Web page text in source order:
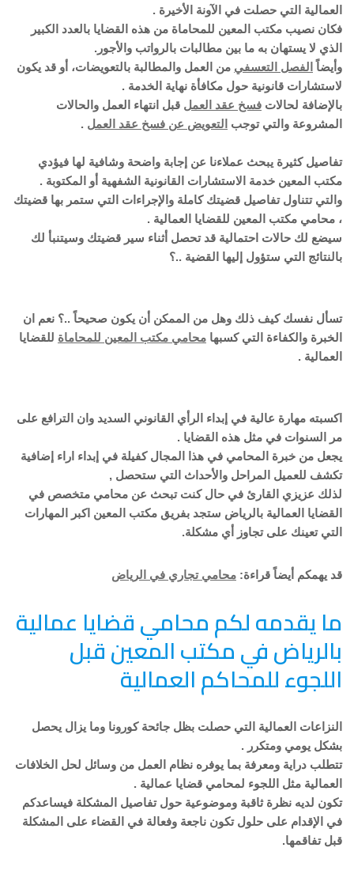
العمالية التي حصلت في الآونة الأخيرة .
فكان نصيب مكتب المعين للمحاماة من هذه القضايا بالعدد الكبير
الذي لا يستهان به ما بين مطالبات بالرواتب والأجور.
وأيضاً الفصل التعسفي من العمل والمطالبة بالتعويضات، أو قد يكون
لاستشارات قانونية حول مكافأة نهاية الخدمة .
بالإضافة لحالات فسخ عقد العمل قبل انتهاء العمل والحالات
المشروعة والتي توجب التعويض عن فسخ عقد العمل .
تفاصيل كثيرة يبحث عملاءنا عن إجابة واضحة وشافية لها فيؤدي
مكتب المعين خدمة الاستشارات القانونية الشفهية أو المكتوبة .
والتي تتناول تفاصيل قضيتك كاملة والإجراءات التي ستمر بها قضيتك
، محامي مكتب المعين للقضايا العمالية .
سيضع لك حالات احتمالية قد تحصل أثناء سير قضيتك وسيتنبأ لك
بالنتائج التي ستؤول إليها القضية ..؟
تسأل نفسك كيف ذلك وهل من الممكن أن يكون صحيحاً ..؟ نعم ان
الخبرة والكفاءة التي كسبها محامي مكتب المعين للمحاماة للقضايا
العمالية .
اكسبته مهارة عالية في إبداء الرأي القانوني السديد وان الترافع على
مر السنوات في مثل هذه القضايا .
يجعل من خبرة المحامي في هذا المجال كفيلة في إبداء اراء إضافية
تكشف للعميل المراحل والأحداث التي ستحصل ,
لذلك عزيزي القارئ في حال كنت تبحث عن محامي متخصص في
القضايا العمالية بالرياض ستجد بفريق مكتب المعين اكبر المهارات
التي تعينك على تجاوز أي مشكلة.
قد يهمكم أيضاً قراءة: محامي تجاري في الرياض
ما يقدمه لكم محامي قضايا عمالية
بالرياض في مكتب المعين قبل
اللجوء للمحاكم العمالية
النزاعات العمالية التي حصلت بظل جائحة كورونا وما يزال يحصل
بشكل يومي ومتكرر .
تتطلب دراية ومعرفة بما يوفره نظام العمل من وسائل لحل الخلافات
العمالية مثل اللجوء لمحامي قضايا عمالية .
تكون لديه نظرة ثاقبة وموضوعية حول تفاصيل المشكلة فيساعدكم
في الإقدام على حلول تكون ناجعة وفعالة في القضاء على المشكلة
قبل تفاقمها.